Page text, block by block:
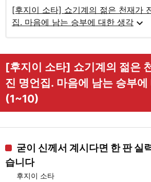
[후지이 소타] 쇼기계의 젊은 천재가
집. 마음에 남는 승부에 대한 생각 expand_more
[후지이 소타] 쇼기계의 젊은
진 명언집. 마음에 남는 승부
(1~10)
굳이 신께서 계시다면 한 판 실
습니다
후지이 소타